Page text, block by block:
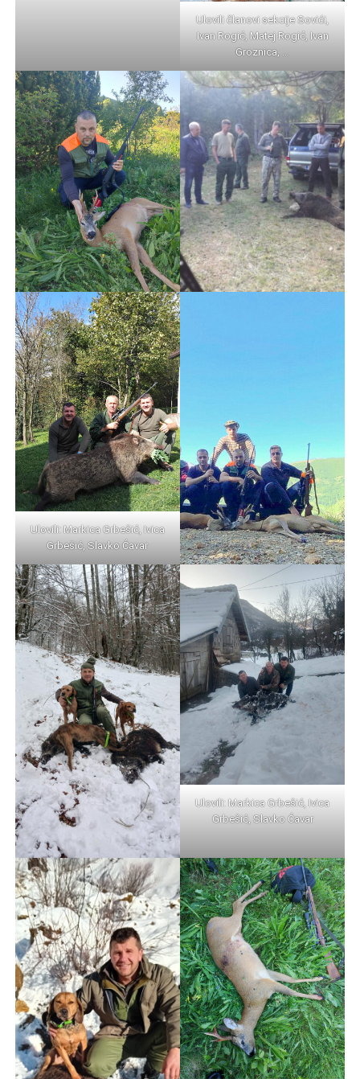
Ulovili članovi sekcije Sovići,
Ivan Rogić, Matej Rogić, Ivan
Groznica, …
Ulovili: Markica Grbešić, Ivica
Grbešić, Slavko Ćavar
Ulovili: Markica Grbešić, Ivica
Grbešić, Slavko Ćavar